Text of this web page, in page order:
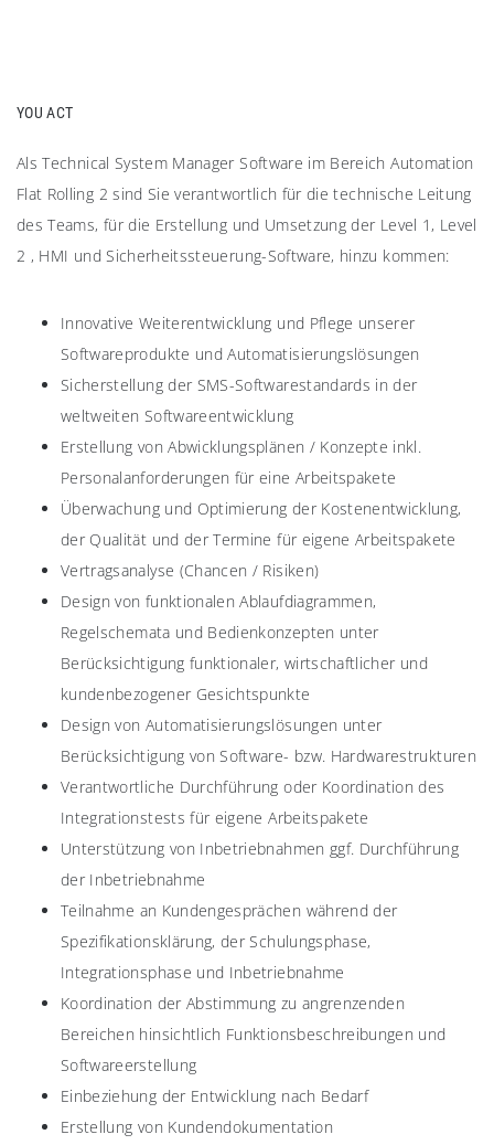
YOU ACT
Als Technical System Manager Software im Bereich Automation
Flat Rolling 2 sind Sie verantwortlich für die technische Leitung
des Teams, für die Erstellung und Umsetzung der Level 1, Level
2 , HMI und Sicherheitssteuerung-Software, hinzu kommen:
Innovative Weiterentwicklung und Pflege unserer
Softwareprodukte und Automatisierungslösungen
Sicherstellung der SMS-Softwarestandards in der
weltweiten Softwareentwicklung
Erstellung von Abwicklungsplänen / Konzepte inkl.
Personalanforderungen für eine Arbeitspakete
Überwachung und Optimierung der Kostenentwicklung,
der Qualität und der Termine für eigene Arbeitspakete
Vertragsanalyse (Chancen / Risiken)
Design von funktionalen Ablaufdiagrammen,
Regelschemata und Bedienkonzepten unter
Berücksichtigung funktionaler, wirtschaftlicher und
kundenbezogener Gesichtspunkte
Design von Automatisierungslösungen unter
Berücksichtigung von Software- bzw. Hardwarestrukturen
Verantwortliche Durchführung oder Koordination des
Integrationstests für eigene Arbeitspakete
Unterstützung von Inbetriebnahmen ggf. Durchführung
der Inbetriebnahme
Teilnahme an Kundengesprächen während der
Spezifikationsklärung, der Schulungsphase,
Integrationsphase und Inbetriebnahme
Koordination der Abstimmung zu angrenzenden
Bereichen hinsichtlich Funktionsbeschreibungen und
Softwareerstellung
Einbeziehung der Entwicklung nach Bedarf
Erstellung von Kundendokumentation